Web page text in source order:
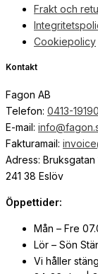
Frakt och
Cookiepolicy
Kontakt
Fagon AB
Telefon: 0413-19190
E-mail:
Fakturamail:
Adress: Bruksgatan
241 38 Eslöv
Öppettider:
Mån – Fre
Lör – Sön
Vi håller